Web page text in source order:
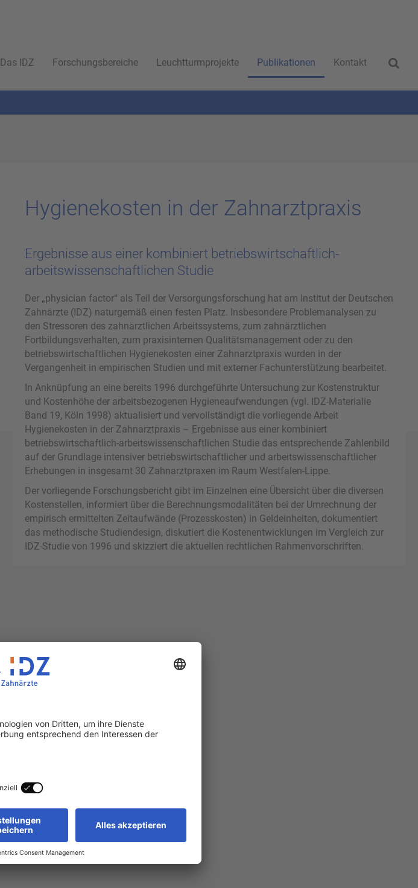
Das IDZ Forschungsbereiche Leuchtturmprojekte Publikationen Kontakt
Hy­gie­ne­kos­ten in der Zahn­arzt­pra­xis
Ergebnisse aus einer kombiniert betriebswirtschaftlich-
arbeitswissenschaftlichen Studie
Der „physician factor“ als Teil der Versorgungsforschung hat am Institut der Deutschen
Zahnärzte (IDZ) naturgemäß einen festen Platz. Insbesondere Problemanalysen zu
den Stressoren des zahnärztlichen Arbeitssystems, zum zahnärztlichen
Fortbildungsverhalten, zum praxisinternen Qualitätsmanagement oder zu den
betriebswirtschaftlichen Hygienekosten einer Zahnarztpraxis wurden in der
Vergangenheit in empirischen Studien und mit externer Fachunterstützung bearbeitet.
In Anknüpfung an eine bereits 1996 durchgeführte Untersuchung zur Kostenstruktur
und Kostenhöhe der arbeitsbezogenen Hygieneaufwendungen (vgl. IDZ-Materialie
Band 19, Köln 1998) aktualisiert und vervollständigt die vorliegende Arbeit
Hygienekosten in der Zahnarztpraxis – Ergebnisse aus einer kombiniert
betriebswirtschaftlich-arbeitswissenschaftlichen Studie das entsprechende Zahlenbild
auf der Grundlage intensiver betriebswirtschaftlicher und arbeitswissenschaftlicher
Erhebungen in insgesamt 30 Zahnarztpraxen im Raum Westfalen-Lippe.
Der vorliegende Forschungsbericht gibt im Einzelnen eine Übersicht über die diversen
Kostenstellen, informiert über die Berechnungsmodalitäten bei der Umrechnung der
empirisch ermittelten Zeitaufwände (Prozesskosten) in Geldeinheiten, dokumentiert
das methodische Studiendesign, diskutiert die Kostenentwicklungen im Vergleich zur
IDZ-Studie von 1996 und skizziert die aktuellen rechtlichen Rahmenvorschriften.